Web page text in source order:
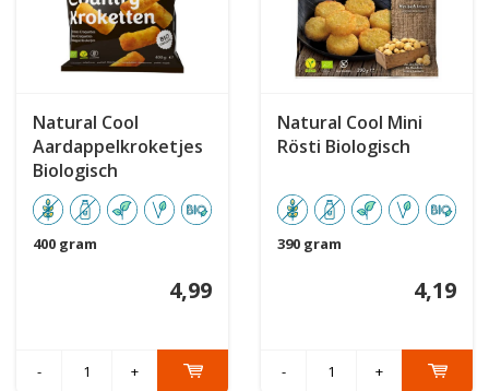
Natural Cool
Aardappelkroketjes
Biologisch
400 gram
4,99
- +
Natural Cool Mini
Rösti Biologisch
390 gram
4,19
- +